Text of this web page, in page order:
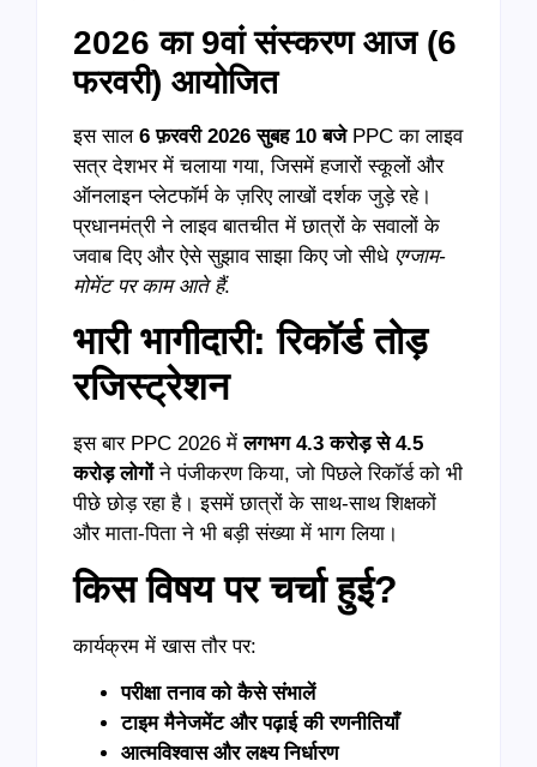
2026 का 9वां संस्करण आज (6
फरवरी) आयोजित
इस साल 6फ़रवरी 2026सुबह 10बजेPPC का लाइव
सत्र देशभर में चलाया गया, जिसमें हजारों स्कूलों और
ऑनलाइन प्लेटफॉर्म के ज़रिए लाखों दर्शक जुड़े रहे।
प्रधानमंत्री ने लाइव बातचीत में छात्रों के सवालों के
जवाब दिए और ऐसे सुझाव साझा किए जो सीधे एग्जाम-
मोमेंट पर काम आते हैं.
भारी भागीदारी: रिकॉर्ड तोड़
रजिस्ट्रेशन
इस बार PPC 2026 मेंलगभग 4.3करोड़ से4.5
करोड़ लोगोंने पंजीकरण किया, जो पिछले रिकॉर्ड को भी
पीछे छोड़ रहा है। इसमें छात्रों के साथ-साथ शिक्षकों
और माता-पिता ने भी बड़ी संख्या में भाग लिया।
किस विषय पर चर्चा हुई?
कार्यक्रम में खास तौर पर:
परीक्षा तनाव को कैसे संभालें
टाइम मैनेजमेंट और पढ़ाई की रणनीतियाँ
आत्मविश्वास और लक्ष्य निर्धारण